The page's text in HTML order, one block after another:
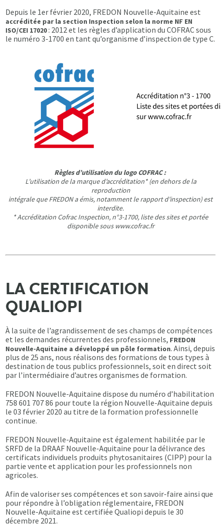
Depuis le 1er février 2020, FREDON Nouvelle-Aquitaine est
accréditée par la section Inspection selon la norme NF EN
ISO/CEI 17020 : 2012 et les règles d’application du COFRAC sous
le numéro 3-1700 en tant qu’organisme d’inspection de type C.
Règles d’utilisation du logo COFRAC :
L’utilisation de la marque d’accréditation* (en dehors de la
reproduction
intégrale que FREDON a émis, notamment le rapport d'inspection) est
interdite.
* Accréditation Cofrac Inspection, n°3-1700, liste des sites et portée
disponible sous www.cofrac.fr
LA CERTIFICATION
QUALIOPI
À la suite de l’agrandissement de ses champs de compétences
et les demandes récurrentes des professionnels, FREDON
Nouvelle-Aquitaine a développé un pôle formation. Ainsi, depuis
plus de 25 ans, nous réalisons des formations de tous types à
destination de tous publics professionnels, soit en direct soit
par l’intermédiaire d’autres organismes de formation.
FREDON Nouvelle-Aquitaine dispose du numéro d’habilitation
758 601 707 86 pour toute la région Nouvelle-Aquitaine depuis
le 03 février 2020 au titre de la formation professionnelle
continue.
FREDON Nouvelle-Aquitaine est également habilitée par le
SRFD de la DRAAF Nouvelle-Aquitaine pour la délivrance des
certificats individuels produits phytosanitaires (CIPP) pour la
partie vente et application pour les professionnels non
agricoles.
Afin de valoriser ses compétences et son savoir-faire ainsi que
pour répondre à l’obligation réglementaire, FREDON
Nouvelle-Aquitaine est certifiée Qualiopi depuis le 30
décembre 2021.